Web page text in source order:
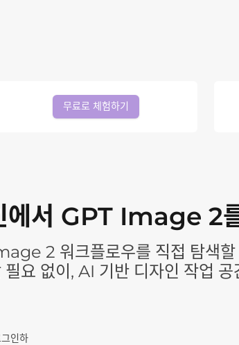
무료로 체험하기
에서 GPT Image 2
2 워크플로우를 직접 탐색할
요 없이, AI 기반 디자인 작업
인하